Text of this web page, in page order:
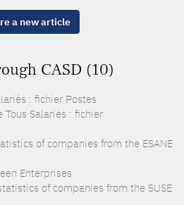
a new article
CASD (10)
: fichier Postes
Tous Salariés : fichier
of companies from the ESANE
Enterprises
of companies from the SUSE